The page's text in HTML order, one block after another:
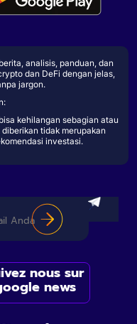
analisis, panduan, dan
dan DeFi dengan jelas,
jargon.
kehilangan sebagian atau
tidak merupakan
investasi.
nous sur
news